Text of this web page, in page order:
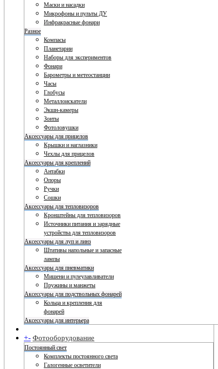
Маски и насадки
Микрофоны и пульты ДУ
Инфракрасные фонари
Разное
Компасы
Планетарии
Наборы для экспериментов
Фонари
Барометры и метеостанции
Часы
Глобусы
Металлоискатели
Экшн-камеры
Зонты
Фотоловушки
Аксессуары для прицелов
Крышки и наглазники
Чехлы для прицелов
Аксессуары для креплений
Антабки
Опоры
Ручки
Сошки
Аксессуары для тепловизоров
Кронштейны для тепловизоров
Источники питания и зарядные
устройства для тепловизоров
Аксессуары для луп и линз
Штативы напольные и запасные
лампы
Аксессуары для пневматики
Мишени и пулеулавливатели
Пружины и манжеты
Аксессуары для подствольных фонарей
Кольца и крепления для
фонарей
Аксессуары для интерьера
+- Фотооборудование
Постоянный свет
Комплекты постоянного света
Галогенные осветители